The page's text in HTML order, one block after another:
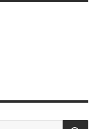
検